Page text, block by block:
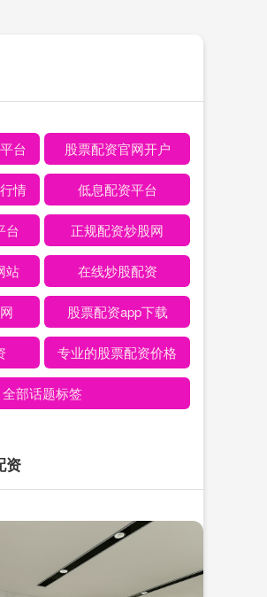
台 股票配资官网开户
情 低息配资平台
台 正规配资炒股网
站 在线炒股配资
股票配资app下载
专业的股票配资价格
全部话题标签
资